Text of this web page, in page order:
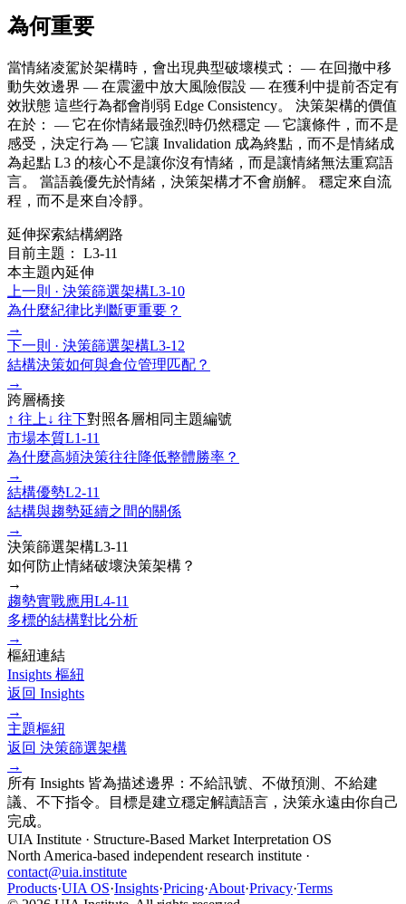
為何重要
當情緒凌駕於架構時，會出現典型破壞模式： — 在回撤中移
動失效邊界 — 在震盪中放大風險假設 — 在獲利中提前否定有
效狀態 這些行為都會削弱 Edge Consistency。 決策架構的價值
在於： — 它在你情緒最強烈時仍然穩定 — 它讓條件，而不是
感受，決定行為 — 它讓 Invalidation 成為終點，而不是情緒成
為起點 L3 的核心不是讓你沒有情緒，而是讓情緒無法重寫語
言。 當語義優先於情緒，決策架構才不會崩解。 穩定來自流
程，而不是來自冷靜。
延伸探索結構網路
目前主題： L3-11
本主題內延伸
上一則 · 決策篩選架構L3-10
為什麼紀律比判斷更重要？
→
下一則 · 決策篩選架構L3-12
結構決策如何與倉位管理匹配？
→
跨層橋接
↑ 往上 ↓ 往下對照各層相同主題編號
市場本質L1-11
為什麼高頻決策往往降低整體勝率？
→
結構優勢L2-11
結構與趨勢延續之間的關係
→
決策篩選架構L3-11
如何防止情緒破壞決策架構？
→
趨勢實戰應用L4-11
多標的結構對比分析
→
樞紐連結
Insights 樞紐
返回 Insights
→
主題樞紐
返回 決策篩選架構
→
所有 Insights 皆為描述邊界：不給訊號、不做預測、不給建
議、不下指令。目標是建立穩定解讀語言，決策永遠由你自己
完成。
UIA Institute · Structure-Based Market Interpretation OS
North America-based independent research institute ·
contact@uia.institute
Products·UIA OS·Insights·Pricing·About·Privacy·Terms